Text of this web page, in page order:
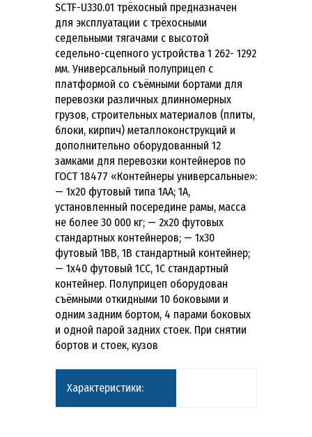
SCTF-U330.01 трёхосный предназначен
для эксплуатации с трёхосными
седельными тягачами с высотой
седельно-сцепного устройства 1 262- 1292
мм. Универсальный полуприцеп с
платформой со съёмными бортами для
перевозки различных длинномерных
грузов, строительных материалов (плиты,
блоки, кирпич) металлоконструкций и
дополнительно оборудованный 12
замками для перевозки контейнеров по
ГОСТ 18477 «Контейнеры универсальные»:
— 1х20 футовый типа 1АА; 1А,
установленный посередине рамы, масса
не более 30 000 кг; — 2х20 футовых
стандартных контейнеров; — 1х30
футовый 1ВВ, 1В стандартный контейнер;
— 1х40 футовый 1СС, 1С стандартный
контейнер. Полуприцеп оборудован
съёмными откидными 10 боковыми и
одним задним бортом, 4 парами боковых
и одной парой задних стоек. При снятии
бортов и стоек, кузов
Характеристики: